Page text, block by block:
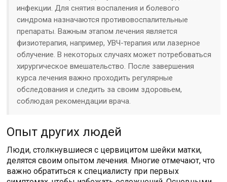
инфекции. Для снятия воспаления и болевого
синдрома назначаются противовоспалительные
препараты. Важным этапом лечения является
физиотерапия, например, УВЧ-терапия или лазерное
облучение. В некоторых случаях может потребоваться
хирургическое вмешательство. После завершения
курса лечения важно проходить регулярные
обследования и следить за своим здоровьем,
соблюдая рекомендации врача.
Опыт других людей
Люди, столкнувшиеся с цервицитом шейки матки,
делятся своим опытом лечения. Многие отмечают, что
важно обратиться к специалисту при первых